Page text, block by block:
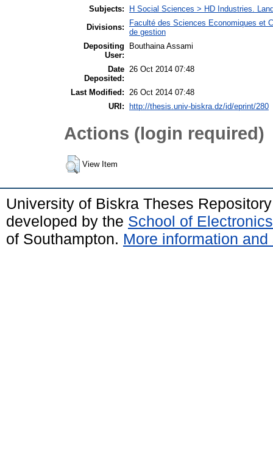
Subjects:
H Social Sciences > HD Industries.
Divisions:
Faculté des Sciences Economiques et
de gestion
Depositing
User:
Bouthaina Assami
Date
Deposited:
26 Oct 2014 07:48
Last Modified:
26 Oct 2014 07:48
URI:
http://thesis.univ-biskra.dz/id/eprint/280
Actions (login required)
View Item
University of Biskra Theses
developed by the School of
of Southampton. More information